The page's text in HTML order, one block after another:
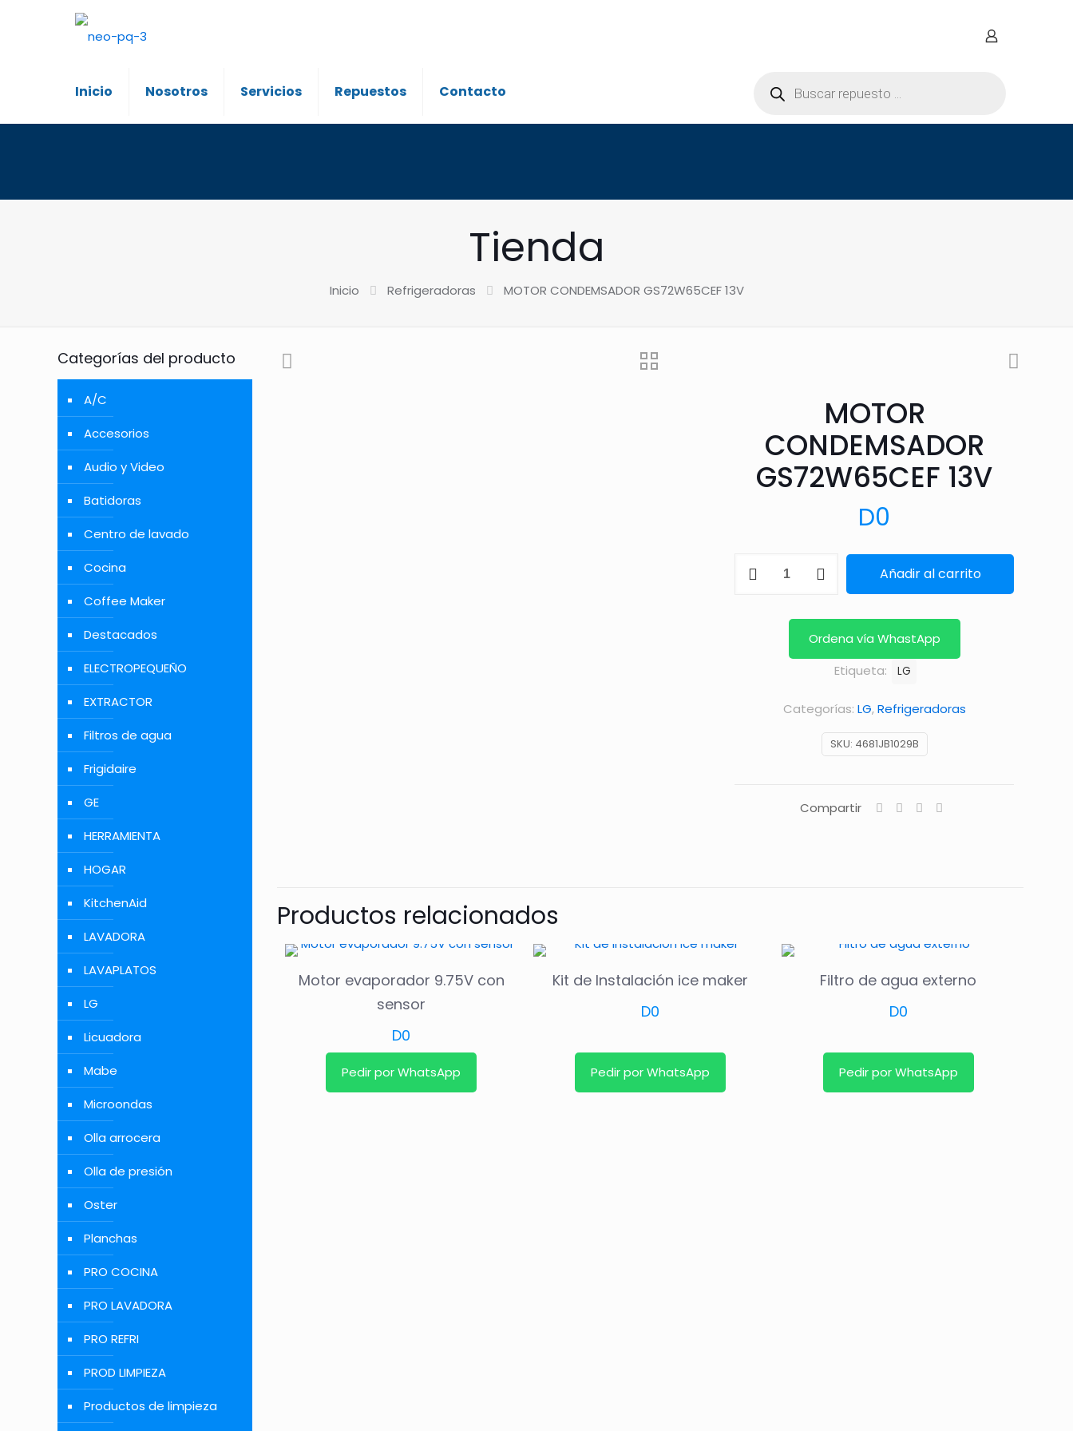
Inicio Nosotros Servicios Repuestos Contacto
productos
Tienda
Inicio Refrigeradoras MOTOR CONDEMSADOR GS72W65CEF 13V
MOTOR
CONDEMSADOR
GS72W65CEF 13V
D0
cantidad
Añadir al carrito
Ordena vía WhastApp
SKU: 4681JB1029B
Categorías: LG,Refrigeradoras
Etiqueta: LG
Compartir
Productos relacionados
Motor evaporador 9.75V con
sensor
D0
Pedir por WhatsApp
Kit de Instalación ice maker
D0
Pedir por WhatsApp
Filtro de agua externo
D0
Pedir por WhatsApp
Categorías del producto
A/C
Accesorios
Audio y Video
Batidoras
Centro de lavado
Cocina
Coffee Maker
Destacados
ELECTROPEQUEÑO
EXTRACTOR
Filtros de agua
Frigidaire
GE
HERRAMIENTA
HOGAR
KitchenAid
LAVADORA
LAVAPLATOS
LG
Licuadora
Mabe
Microondas
Olla arrocera
Olla de presión
Oster
Planchas
PRO COCINA
PRO LAVADORA
PRO REFRI
PROD LIMPIEZA
Productos de limpieza